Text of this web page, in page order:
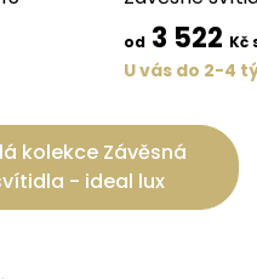
od 3 522 Kč
U vás do 2-4
kolekce Závěsná
- ideal lux